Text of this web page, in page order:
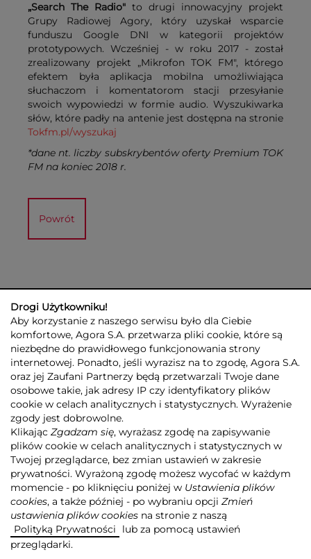
„Search The Radio" to drugi innowacyjny projekt
Grupy Radiowej Agory, który uzyskał wsparcie
funduszu Google DNI w kategorii projektów
prototypowych. Wcześniej - w roku 2017 - został
zrealizowany projekt „Mikrofon TOK FM", którego
efektem była aplikacja mobilna umożliwiająca
słuchaczom i komentatorom stacji przesyłanie
swoich wypowiedzi w formie audio. Wyszukiwarka
słów, które padły na antenie jest dostępna na stronie
Tokfm.pl/wyszukaj
*dane nt. liczby subskrybentów oferty Premium TOK
FM na koniec 2018 r.
Powrót
GRUPA AGORA DLA INWESTORÓW DLA MEDIÓW
REKLAMA
ESG
KONTAKT
© 2026 Copyright AGORA SA
POLITYKA PRYWATNOŚCI AGORA S.A.
POLITYKA PRYWATNOŚCI SERWISU AGORA.PL
POLITYKA TRANSPARENTNOŚCI
ZASTRZEŻENIE PRAWNOAUTORSKIE
INFORMACJE O USŁUGACH MEDIALNYCH
MAPA SERWISU RSS
Realizacja
Drogi Użytkowniku!
Aby korzystanie z naszego serwisu było dla Ciebie
komfortowe, Agora S.A. przetwarza pliki cookie, które są
niezbędne do prawidłowego funkcjonowania strony
internetowej. Ponadto, jeśli wyrazisz na to zgodę, Agora S.A.
oraz jej Zaufani Partnerzy będą przetwarzali Twoje dane
osobowe takie, jak adresy IP czy identyfikatory plików
cookie w celach analitycznych i statystycznych. Wyrażenie
zgody jest dobrowolne.
Klikając Zgadzam się, wyrażasz zgodę na zapisywanie
plików cookie w celach analitycznych i statystycznych w
Twojej przeglądarce, bez zmian ustawień w zakresie
prywatności. Wyrażoną zgodę możesz wycofać w każdym
momencie - po kliknięciu poniżej w Ustawienia plików
cookies, a także później - po wybraniu opcji Zmień
ustawienia plików cookies na stronie z naszą
Polityką Prywatności
lub za pomocą ustawień
przeglądarki.